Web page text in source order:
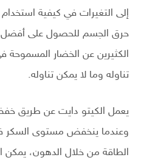
إلى التغيرات في كيفية
حرق الجسم للحصول على أفضل
الكثيرين عن الخضار المسموحة
تناوله وما لا يمكن تناوله.
يعمل الكيتو دايت عن طريق
وعندما ينخفض مستوى السكر
الطاقة من خلال الدهون، يمكن